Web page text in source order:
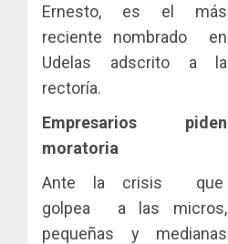
Ernesto, es el más
reciente nombrado en
Udelas adscrito a la
rectoría.
Empresarios piden
moratoria
Ante la crisis que
golpea a las micros,
pequeñas y medianas